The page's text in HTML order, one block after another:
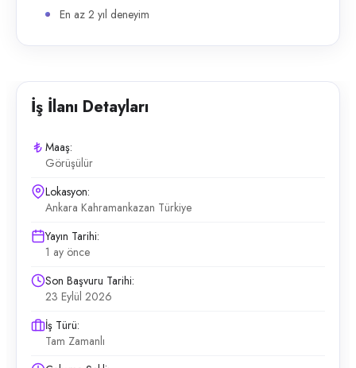
En az 2 yıl deneyim
İş İlanı Detayları
Maaş:
Görüşülür
Lokasyon:
Ankara Kahramankazan Türkiye
Yayın Tarihi:
1 ay önce
Son Başvuru Tarihi:
23 Eylül 2026
İş Türü:
Tam Zamanlı